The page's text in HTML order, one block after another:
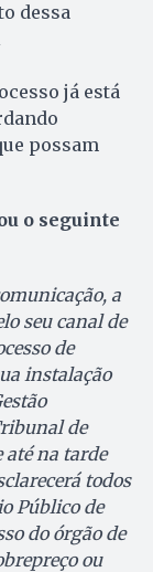
dessa
já está
possam
o seguinte
a
seu canal de
de
instalação
de
até na tarde
todos
Público de
do órgão de
ou